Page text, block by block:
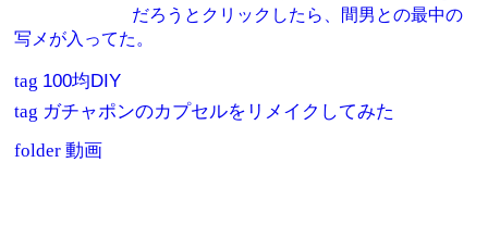
だろうとクリックしたら、間男との最中の
写メが入ってた。
tag 100均DIY
tag ガチャポンのカプセルをリメイクしてみた
folder動画